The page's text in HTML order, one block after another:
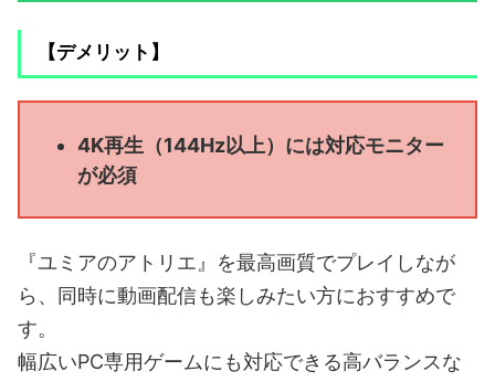
【デメリット】
4K再生（144Hz以上）には対応モニター
が必須
『ユミアのアトリエ』を最高画質でプレイしなが
ら、同時に動画配信も楽しみたい方におすすめで
す。
幅広いPC専用ゲームにも対応できる高バランスな